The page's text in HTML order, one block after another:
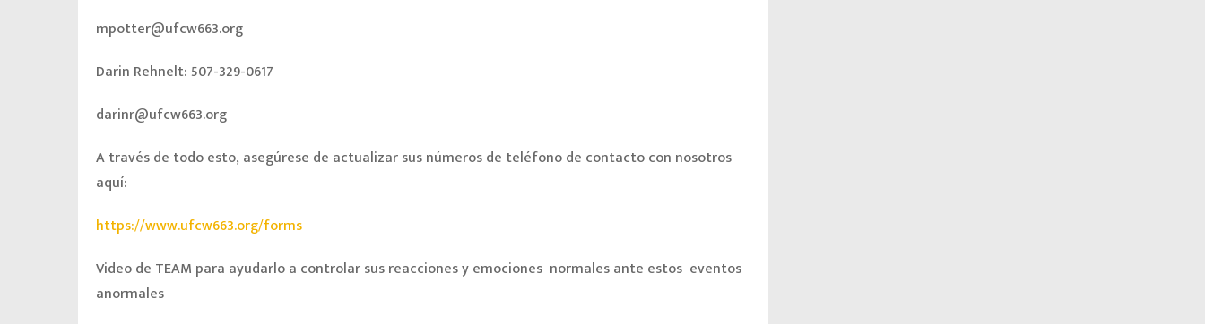
mpotter@ufcw663.org
Darin Rehnelt: 507-329-0617
darinr@ufcw663.org
A través de todo esto, asegúrese de actualizar sus números de teléfono de contacto con nosotros
aquí:
https://www.ufcw663.org/forms
Video de TEAM para ayudarlo a controlar sus reacciones y emociones normales ante estos eventos
anormales